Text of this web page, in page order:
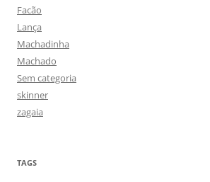
Facão
Lança
Machadinha
Machado
Sem categoria
skinner
zagaia
TAGS